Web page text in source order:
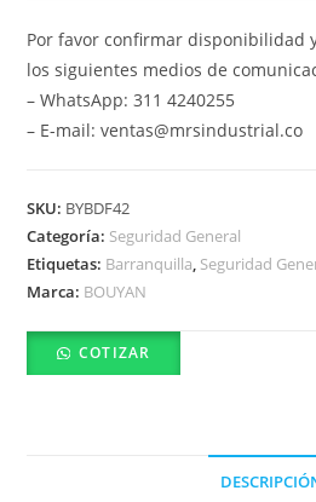
Por favor confirmar disponibilidad
los siguientes medios de
– WhatsApp: 311 4240255
– E-mail: ventas@mrsindustrial.co
SKU: BYBDF42
Categoría: Seguridad General
Etiquetas: Barranquilla, Seguridad
Marca: BOUYAN
COTIZAR